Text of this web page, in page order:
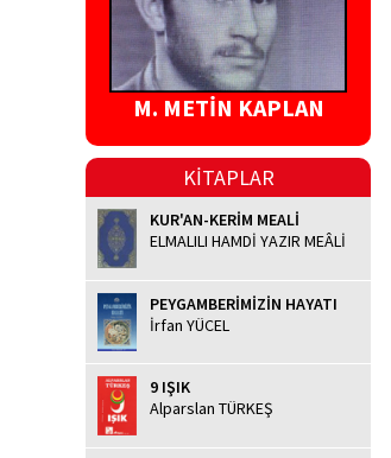
M. METİN KAPLAN
KİTAPLAR
KUR'AN-KERİM MEALİ
ELMALILI HAMDİ YAZIR MEÂLİ
PEYGAMBERİMİZİN HAYATI
İrfan YÜCEL
9 IŞIK
Alparslan TÜRKEŞ